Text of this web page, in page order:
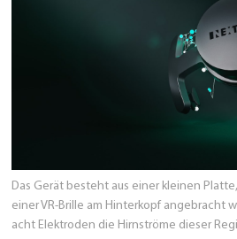
Das Gerät besteht aus einer kleinen
einer VR-Brille am Hinterkopf angebracht
acht Elektroden die Hirnströme dieser